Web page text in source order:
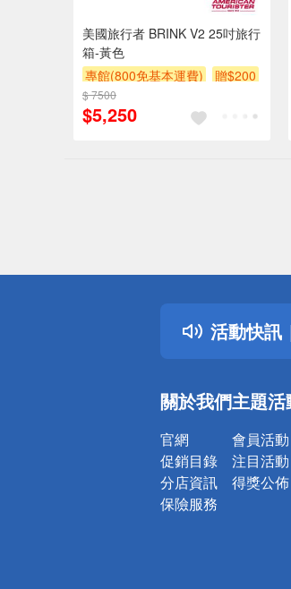
美國旅行者 BRINK V2 25吋旅行
箱-黃色
專館(800免基本運費)
贈$200
$ 7500
$5,250
活動快訊
關於我們
官網
促銷目錄
分店資訊
保險服務
主題活
會員活動
注目活動
得獎公佈